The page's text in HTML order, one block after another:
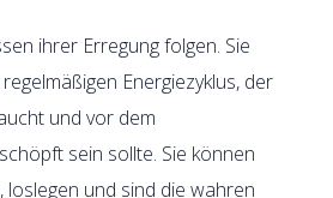
ihrer Erregung folgen. Sie
Energiezyklus, der
und vor dem
sein sollte. Sie können
loslegen und sind die wahren